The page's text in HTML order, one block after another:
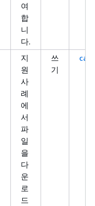
여
합
니
다.
지
원
사
례
에
서
파
일
을
다
운
로
드
쓰
기